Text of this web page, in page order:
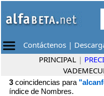
Contáctenos |
PRINCIPAL |
3 coincidencias para
índice de Nombres.